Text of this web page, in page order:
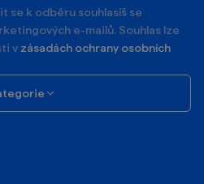
se k odběru souhlasíš se
e-mailů. Souhlas lze
v zásadách ochrany osobních